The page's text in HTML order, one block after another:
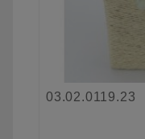
03.02.0119.23